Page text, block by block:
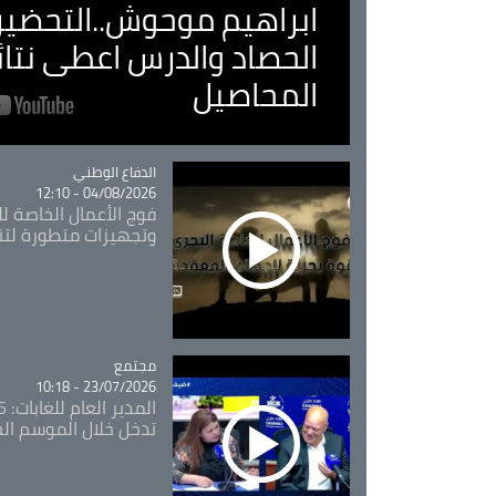
ابراهيم
الحصاد والدرس اعطى
المحاصيل
Catégorie
الدفاع الوطني
04/08/2026 - 12:10
فوج الأعمال الخاصة
وتجهيزات متطورة
Catégorie
مجتمع
23/07/2026 - 10:18
تدخل خلال الموسم